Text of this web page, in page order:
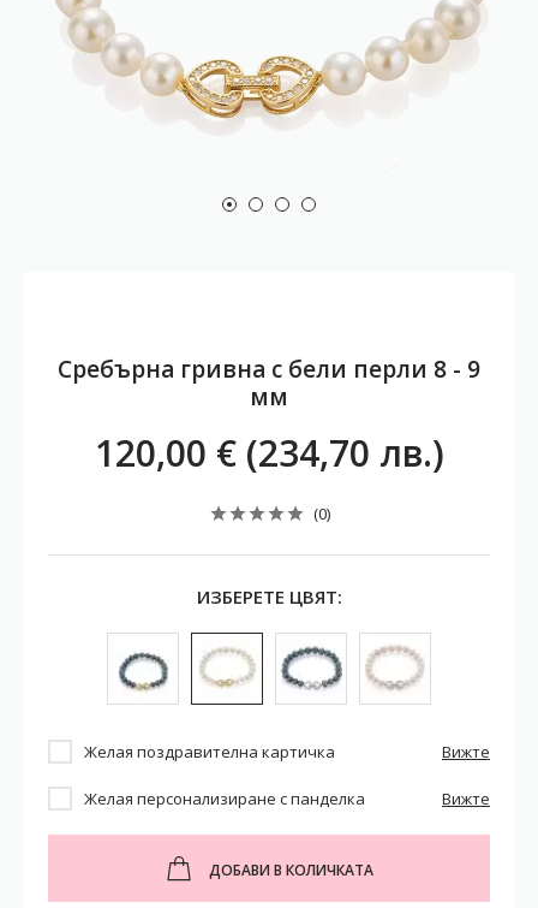
Сребърна гривна с бeли перли 8 - 9
мм
120,00 € (234,70 лв.)
(0)
ИЗБЕРЕТЕ ЦВЯТ:
Желая поздравителна картичка Вижте
Желая персонализиране с панделка Вижте
ДОБАВИ В КОЛИЧКАТА